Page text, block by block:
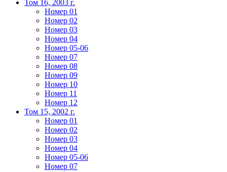
Том 16, 2003 г.
Номер 01
Номер 02
Номер 03
Номер 04
Номер 05-06
Номер 07
Номер 08
Номер 09
Номер 10
Номер 11
Номер 12
Том 15, 2002 г.
Номер 01
Номер 02
Номер 03
Номер 04
Номер 05-06
Номер 07